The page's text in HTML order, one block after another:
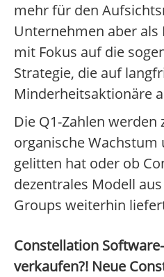
mehr für den
Unternehmen aber
mit Fokus auf die
Strategie, die auf
Minderheitsaktionäre
Die Q1-Zahlen werden
organische Wachstum
gelitten hat oder ob
dezentrales Modell
Groups weiterhin
Constellation
verkaufen?! Neue